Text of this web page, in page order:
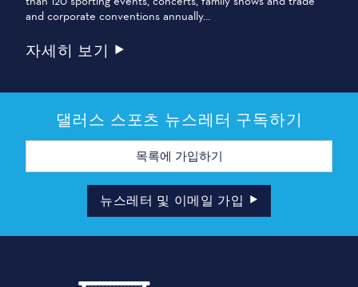
and corporate conventions annually…
자세히 보기
댈러스 스포츠 뉴스레터 구독하기
이
일
뉴스레터 및 이메일 가입